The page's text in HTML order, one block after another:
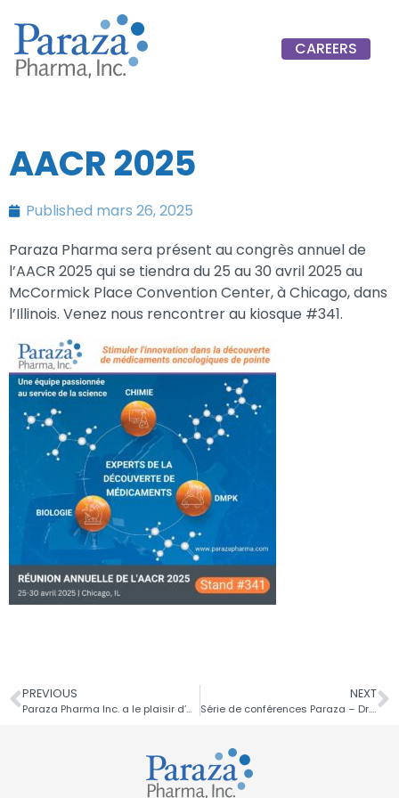
CAREERS
AACR 2025
Published mars 26, 2025
Paraza Pharma sera présent au congrès annuel de
l’AACR 2025 qui se tiendra du 25 au 30 avril 2025 au
McCormick Place Convention Center, à Chicago, dans
l’Illinois. Venez nous rencontrer au kiosque #341.
PREVIOUS
Paraza Pharma Inc. a le plaisir d’annoncer une publication récente
NEXT
Série de conférences Paraza – Dr. David Sarlah, l’Université Rice